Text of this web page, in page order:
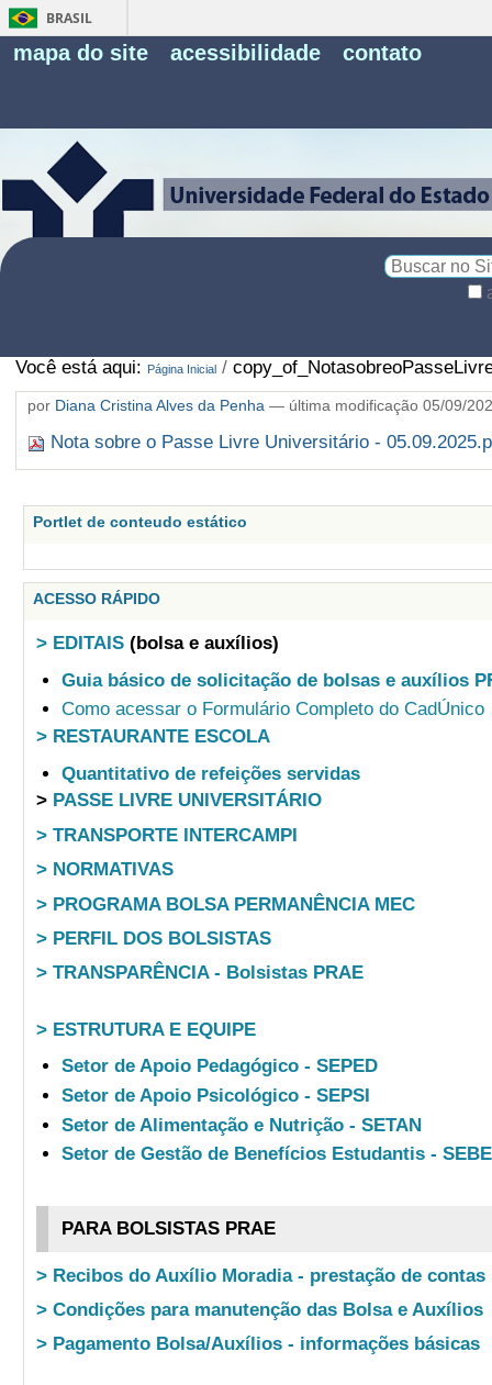
BRASIL
mapa do site acessibilidade contato
Você está aqui: Página Inicial /
por Diana Cristina Alves da Penha— última modificação05/09/
Nota sobre o Passe Livre Universitário -
Portlet de conteudo estático
ACESSO RÁPIDO
> EDITAIS (bolsa e auxílios)
Guia básico de solicitação de bolsas e auxílios
Como acessar o Formulário Completo do CadÚnico
> RESTAURANTE ESCOLA
Quantitativo de refeições servidas
> PASSE LIVRE UNIVERSITÁRIO
> TRANSPORTE INTERCAMPI
> NORMATIVAS
> PROGRAMA BOLSA PERMANÊNCIA MEC
> PERFIL DOS BOLSISTAS
> TRANSPARÊNCIA - Bolsistas PRAE
> ESTRUTURA E EQUIPE
Setor de Apoio Pedagógico - SEPED
Setor de Apoio Psicológico - SEPSI
Setor de Alimentação e Nutrição - SETAN
Setor de Gestão de Benefícios Estudantis -
PARA BOLSISTAS PRAE
> Recibos do Auxílio Moradia - prestação de contas
> Condições para manutenção das Bolsa e Auxílios
> Pagamento Bolsa/Auxílios - informações básicas